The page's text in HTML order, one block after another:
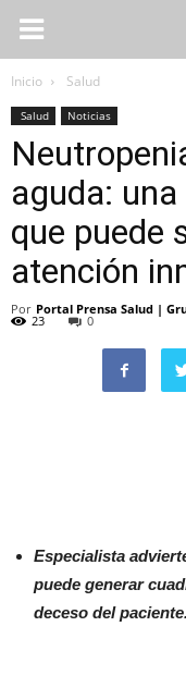
Inicio Salud
Salud Noticias
aguda:
que puede
atención
Por Portal Prensa Salud |
23 0
Especialista
puede generar
deceso del paciente.